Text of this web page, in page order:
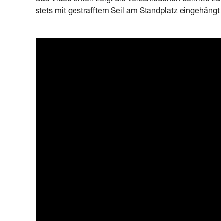
stets mit gestrafftem Seil am Standplatz eingehängt